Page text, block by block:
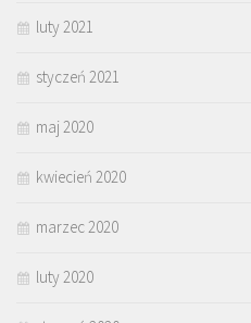
luty 2021
styczeń 2021
maj 2020
kwiecień 2020
marzec 2020
luty 2020